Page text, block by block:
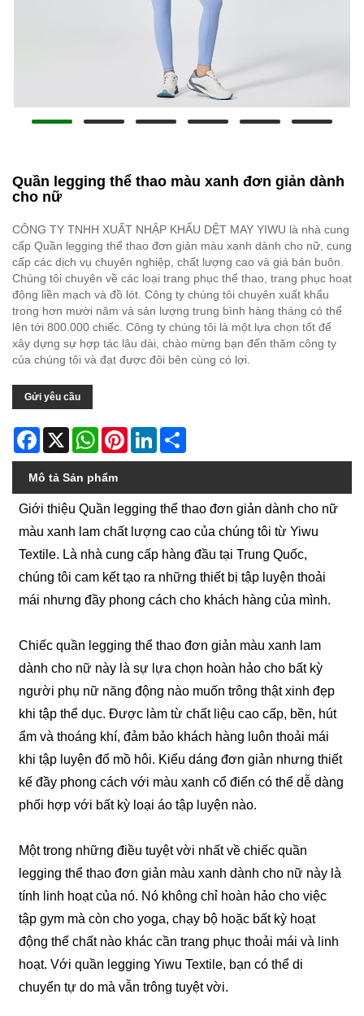
Quần legging thể thao màu xanh đơn giản dành
cho nữ
CÔNG TY TNHH XUẤT NHẬP KHẨU DỆT MAY YIWU là nhà cung
cấp Quần legging thể thao đơn giản màu xanh dành cho nữ, cung
cấp các dịch vụ chuyên nghiệp, chất lượng cao và giá bán buôn.
Chúng tôi chuyên về các loại trang phục thể thao, trang phục hoạt
động liền mạch và đồ lót. Công ty chúng tôi chuyên xuất khẩu
trong hơn mười năm và sản lượng trung bình hàng tháng có thể
lên tới 800.000 chiếc. Công ty chúng tôi là một lựa chọn tốt để
xây dựng sự hợp tác lâu dài, chào mừng bạn đến thăm công ty
của chúng tôi và đạt được đôi bên cùng có lợi.
Gửi yêu cầu
Facebook
X WhatsAppPinterestLinkedIn
Mô tả Sản phẩm
Giới thiệu Quần legging thể thao đơn giản dành cho nữ
màu xanh lam chất lượng cao của chúng tôi từ Yiwu
Textile. Là nhà cung cấp hàng đầu tại Trung Quốc,
chúng tôi cam kết tạo ra những thiết bị tập luyện thoải
mái nhưng đầy phong cách cho khách hàng của mình.
Chiếc quần legging thể thao đơn giản màu xanh lam
dành cho nữ này là sự lựa chọn hoàn hảo cho bất kỳ
người phụ nữ năng động nào muốn trông thật xinh đẹp
khi tập thể dục. Được làm từ chất liệu cao cấp, bền, hút
ẩm và thoáng khí, đảm bảo khách hàng luôn thoải mái
khi tập luyện đổ mồ hôi. Kiểu dáng đơn giản nhưng thiết
kế đầy phong cách với màu xanh cổ điển có thể dễ dàng
phối hợp với bất kỳ loại áo tập luyện nào.
Một trong những điều tuyệt vời nhất về chiếc quần
legging thể thao đơn giản màu xanh dành cho nữ này là
tính linh hoạt của nó. Nó không chỉ hoàn hảo cho việc
tập gym mà còn cho yoga, chạy bộ hoặc bất kỳ hoạt
động thể chất nào khác cần trang phục thoải mái và linh
hoạt. Với quần legging Yiwu Textile, bạn có thể di
chuyển tự do mà vẫn trông tuyệt vời.